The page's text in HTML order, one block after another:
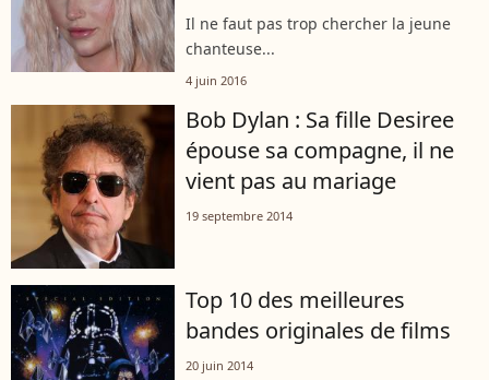
Il ne faut pas trop chercher la jeune
chanteuse...
4 juin 2016
Bob Dylan : Sa fille Desiree
épouse sa compagne, il ne
vient pas au mariage
19 septembre 2014
Top 10 des meilleures
bandes originales de films
20 juin 2014